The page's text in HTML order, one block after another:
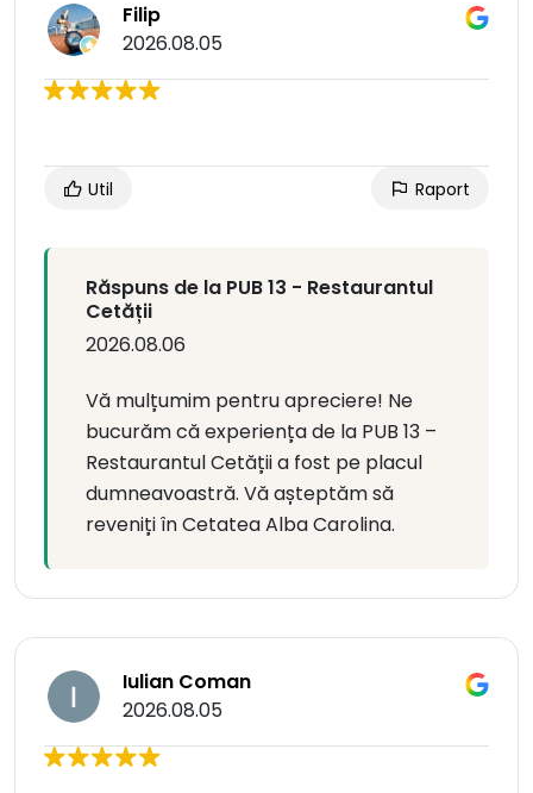
Filip
2026.08.05
Util Raport
Răspuns de la PUB 13 - Restaurantul
Cetății
2026.08.06
Vă mulțumim pentru apreciere! Ne
bucurăm că experiența de la PUB 13 –
Restaurantul Cetății a fost pe placul
dumneavoastră. Vă așteptăm să
reveniți în Cetatea Alba Carolina.
Iulian Coman
2026.08.05